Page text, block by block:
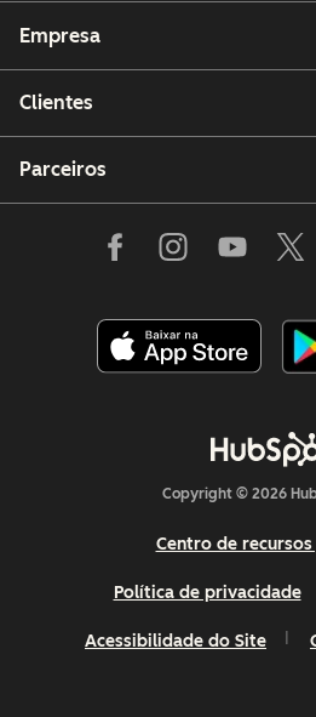
Empresa
Clientes
Parceiros
Copyright © 2026
Centro de
Política de privacidade
Acessibilidade do Site